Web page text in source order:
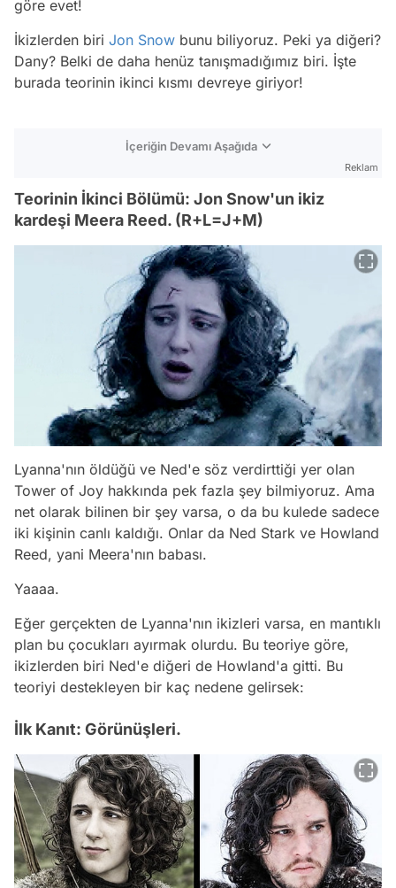
göre evet!
İkizlerden biri Jon Snow bunu biliyoruz. Peki ya diğeri?
Dany? Belki de daha henüz tanışmadığımız biri. İşte
burada teorinin ikinci kısmı devreye giriyor!
İçeriğin Devamı Aşağıda
Reklam
Teorinin İkinci Bölümü: Jon Snow'un ikiz
kardeşi Meera Reed. (R+L=J+M)
Lyanna'nın öldüğü ve Ned'e söz verdirttiği yer olan
Tower of Joy hakkında pek fazla şey bilmiyoruz. Ama
net olarak bilinen bir şey varsa, o da bu kulede sadece
iki kişinin canlı kaldığı. Onlar da Ned Stark ve Howland
Reed, yani Meera'nın babası.
Yaaaa.
Eğer gerçekten de Lyanna'nın ikizleri varsa, en mantıklı
plan bu çocukları ayırmak olurdu. Bu teoriye göre,
ikizlerden biri Ned'e diğeri de Howland'a gitti. Bu
teoriyi destekleyen bir kaç nedene gelirsek:
İlk Kanıt: Görünüşleri.